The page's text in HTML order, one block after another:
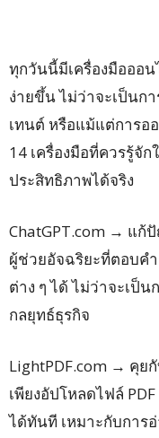
ทุกวันนี้มีเครื่องมือออ
ง่ายขึ้น ไม่ว่าจะเป็นก
เทนต์ หรือแม้แต่การอ
14 เครื่องมือที่ควรรู้จั
ประสิทธิภาพได้จริง
ChatGPT.com → แก้
ผู้ช่วยอัจฉริยะที่ตอบค
ต่าง ๆ ได้ ไม่ว่าจะเป็
กลยุทธ์ธุรกิจ
LightPDF.com → คุย
เพียงอัปโหลดไฟล์
ได้ทันที เหมาะกับกา